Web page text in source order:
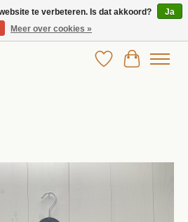
in betaalbare kinderkleding!
Verlanglijst
slideshow Items
te verbeteren. Is dat akkoord?
Ja
Meer over cookies »